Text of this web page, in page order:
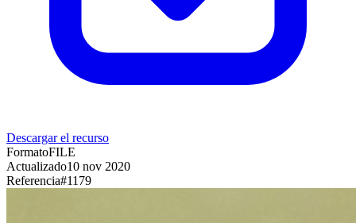
Descargar el recurso
FormatoFILE
Actualizado10 nov 2020
Referencia#1179